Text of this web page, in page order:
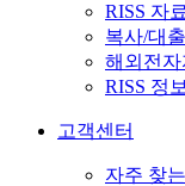
RISS 자
복사/대
해외전
RISS 정
고객센터
자주 찾